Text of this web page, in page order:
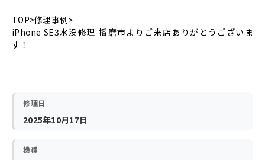
TOP 修理事例
iPhone SE3水没修理 播磨市よりご来店ありがとうございま
す！
修理日
2025年10月17日
機種